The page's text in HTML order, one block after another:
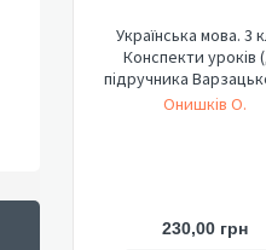
Українська мова. 3
Конспекти уроків
підручника
Онишків О.
230,00 грн